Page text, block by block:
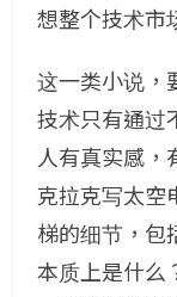
想整个技术市
这一类小说，
技术只有通过
人有真实感，
克拉克写太空
梯的细节，包
本质上是什么